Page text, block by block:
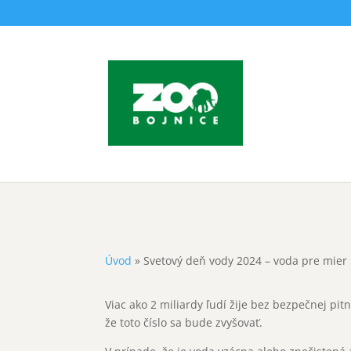
Svetový deň vody 2024
Úvod »Svetový deň vody 2024 – voda pre mier
Viac ako 2 miliardy ľudí žije bez bezpečnej
že toto číslo sa bude zvyšovať.